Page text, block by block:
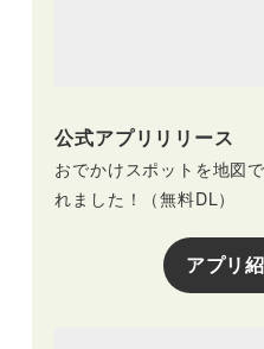
公式アプリリリース
おでかけスポットを地図
れました！（無料DL）
アプリ